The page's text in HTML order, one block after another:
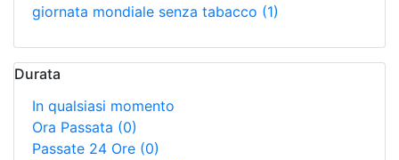
giornata mondiale senza tabacco (1)
Durata
In qualsiasi momento
Ora Passata (0)
Passate 24 Ore (0)